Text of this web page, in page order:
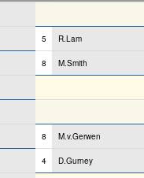
5 R.Lam
8 M.Smith
8 M.v.Gerwen
4 D.Gurney